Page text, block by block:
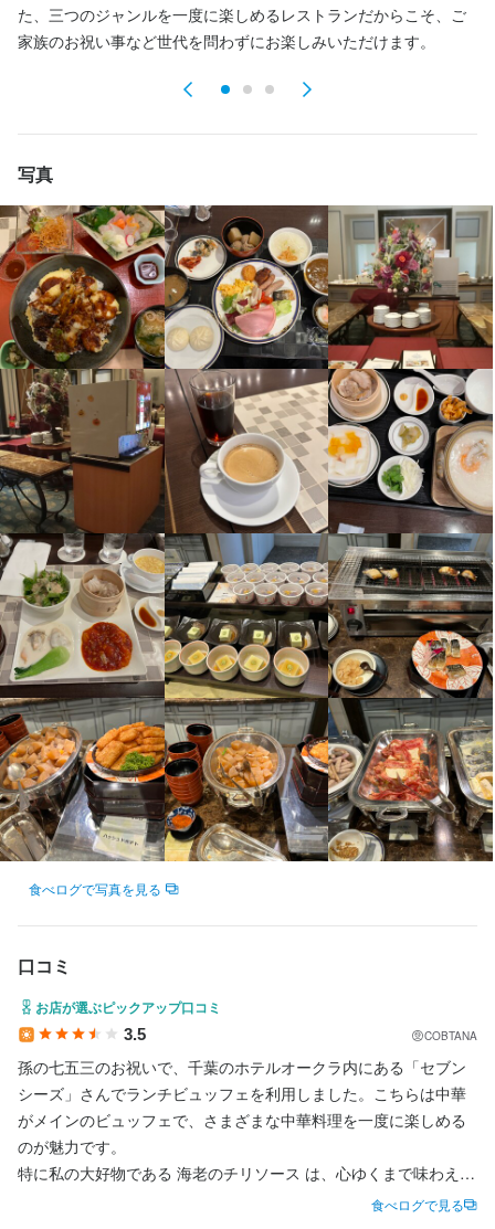
た、三つのジャンルを一度に楽しめるレストランだからこそ、ご
家族のお祝い事など世代を問わずにお楽しみいただけます。
写真
食べログで写真を見る
口コミ
お店が選ぶピックアップ口コミ
3.5 COBTANA
孫の七五三のお祝いで、千葉のホテルオークラ内にある「セブン
シーズ」さんでランチビュッフェを利用しました。こちらは中華
がメインのビュッフェで、さまざまな中華料理を一度に楽しめる
のが魅力です。
特に私の大好物である 海老のチリソース は、心ゆくまで味わえて
大満足。点心もどれも美味しく、丁寧に作られている印象でし
食べログで見る
す。
身に付くスキル
包丁さばき 飾り包丁 盛り付け技術 肉の知識 魚の知識
野菜の知識
婚礼料理
仕入れ・食材の目利き
応募資格
必須スキル・経験
コミュニケーション能力 飲食店での調理経験 調理師免許
選考の流れ
応募後、数日以内に返信しております。
面接に当たり、前もって「履歴書」および「職務経歴書」の送付
をお願いしており、数回の面接を経て内定となります。
店名
レストラン セブンシーズ
勤務地
千葉県千葉市中央区中央港1-13-3 オークラ千葉ホテル 1F
043-248-1360
法人名・事業者名
オークラ千葉ホテル　管理課採用担当
最終更新日2023/04/29